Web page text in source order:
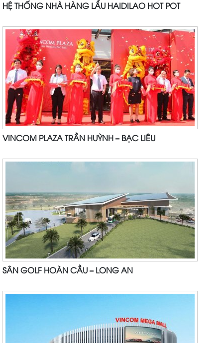
HỆ THỐNG NHÀ HÀNG LẨU HAIDILAO HOT POT
VINCOM PLAZA TRẦN HUỲNH – BẠC LIÊU
SÂN GOLF HOÀN CẦU – LONG AN